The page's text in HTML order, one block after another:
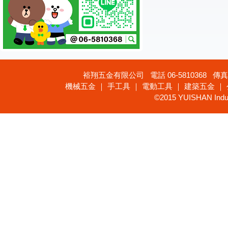
裕翔五金有限公司 電話 06-5810368 傳
機械五金 ｜ 手工具 ｜ 電動工具 ｜ 建築五金
©2015 YUISHAN